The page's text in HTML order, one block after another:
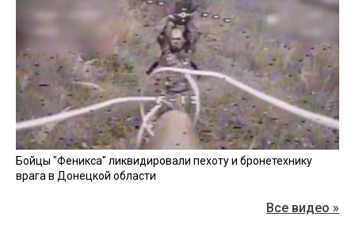
Бойцы "Феникса" ликвидировали пехоту и бронетехнику
врага в Донецкой области
Все видео »